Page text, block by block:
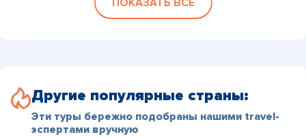
ПОКАЗАТЬ ВСЕ
Другие популярные страны:
Эти туры бережно подобраны нашими travel-
эспертами вручную